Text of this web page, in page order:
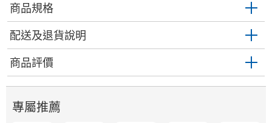
商品規格
配送及退貨說明
商品評價
專屬推薦